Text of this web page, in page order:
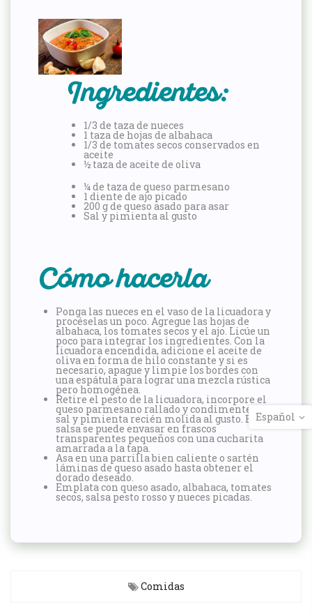
Ingredientes:
1/3 de taza de nueces
1 taza de hojas de albahaca
1/3 de tomates secos conservados en
aceite
½ taza de aceite de oliva
¼ de taza de queso parmesano
1 diente de ajo picado
200 g de queso asado para asar
Sal y pimienta al gusto
Cómo hacerla
Ponga las nueces en el vaso de la licuadora y
procéselas un poco. Agregue las hojas de
albahaca, los tomates secos y el ajo. Licúe un
poco para integrar los ingredientes. Con la
licuadora encendida, adicione el aceite de
oliva en forma de hilo constante y si es
necesario, apague y limpie los bordes con
una espátula para lograr una mezcla rústica
pero homogénea.
Retire el pesto de la licuadora, incorpore el
queso parmesano rallado y condimente con
sal y pimienta recién molida al gusto. Esta
salsa se puede envasar en frascos
transparentes pequeños con una cucharita
amarrada a la tapa.
Asa en una parrilla bien caliente o sartén
láminas de queso asado hasta obtener el
dorado deseado.
Emplata con queso asado, albahaca, tomates
secos, salsa pesto rosso y nueces picadas.
Comidas
Español